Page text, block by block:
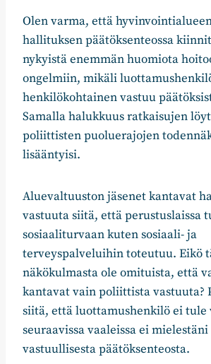
Olen varma, että
hallituksen päätöksenteossa
nykyistä enemmän huomiota
ongelmiin, mikäli
henkilökohtainen vastuu
Samalla halukkuus ratkaisujen
poliittisten puoluerajojen
lisääntyisi.
Aluevaltuuston jäsenet kantavat
vastuuta siitä, että perustuslaissa
sosiaaliturvaan kuten sosiaali- ja
terveyspalveluihin toteutuu. Eikö
näkökulmasta ole omituista, että
kantavat vain poliittista vastuuta?
siitä, että luottamushenkilö ei tule
seuraavissa vaaleissa ei
vastuullisesta päätöksenteosta.